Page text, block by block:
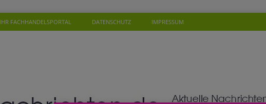
FACHHANDELSPORTAL DATENSCHUTZ IMPRESSUM